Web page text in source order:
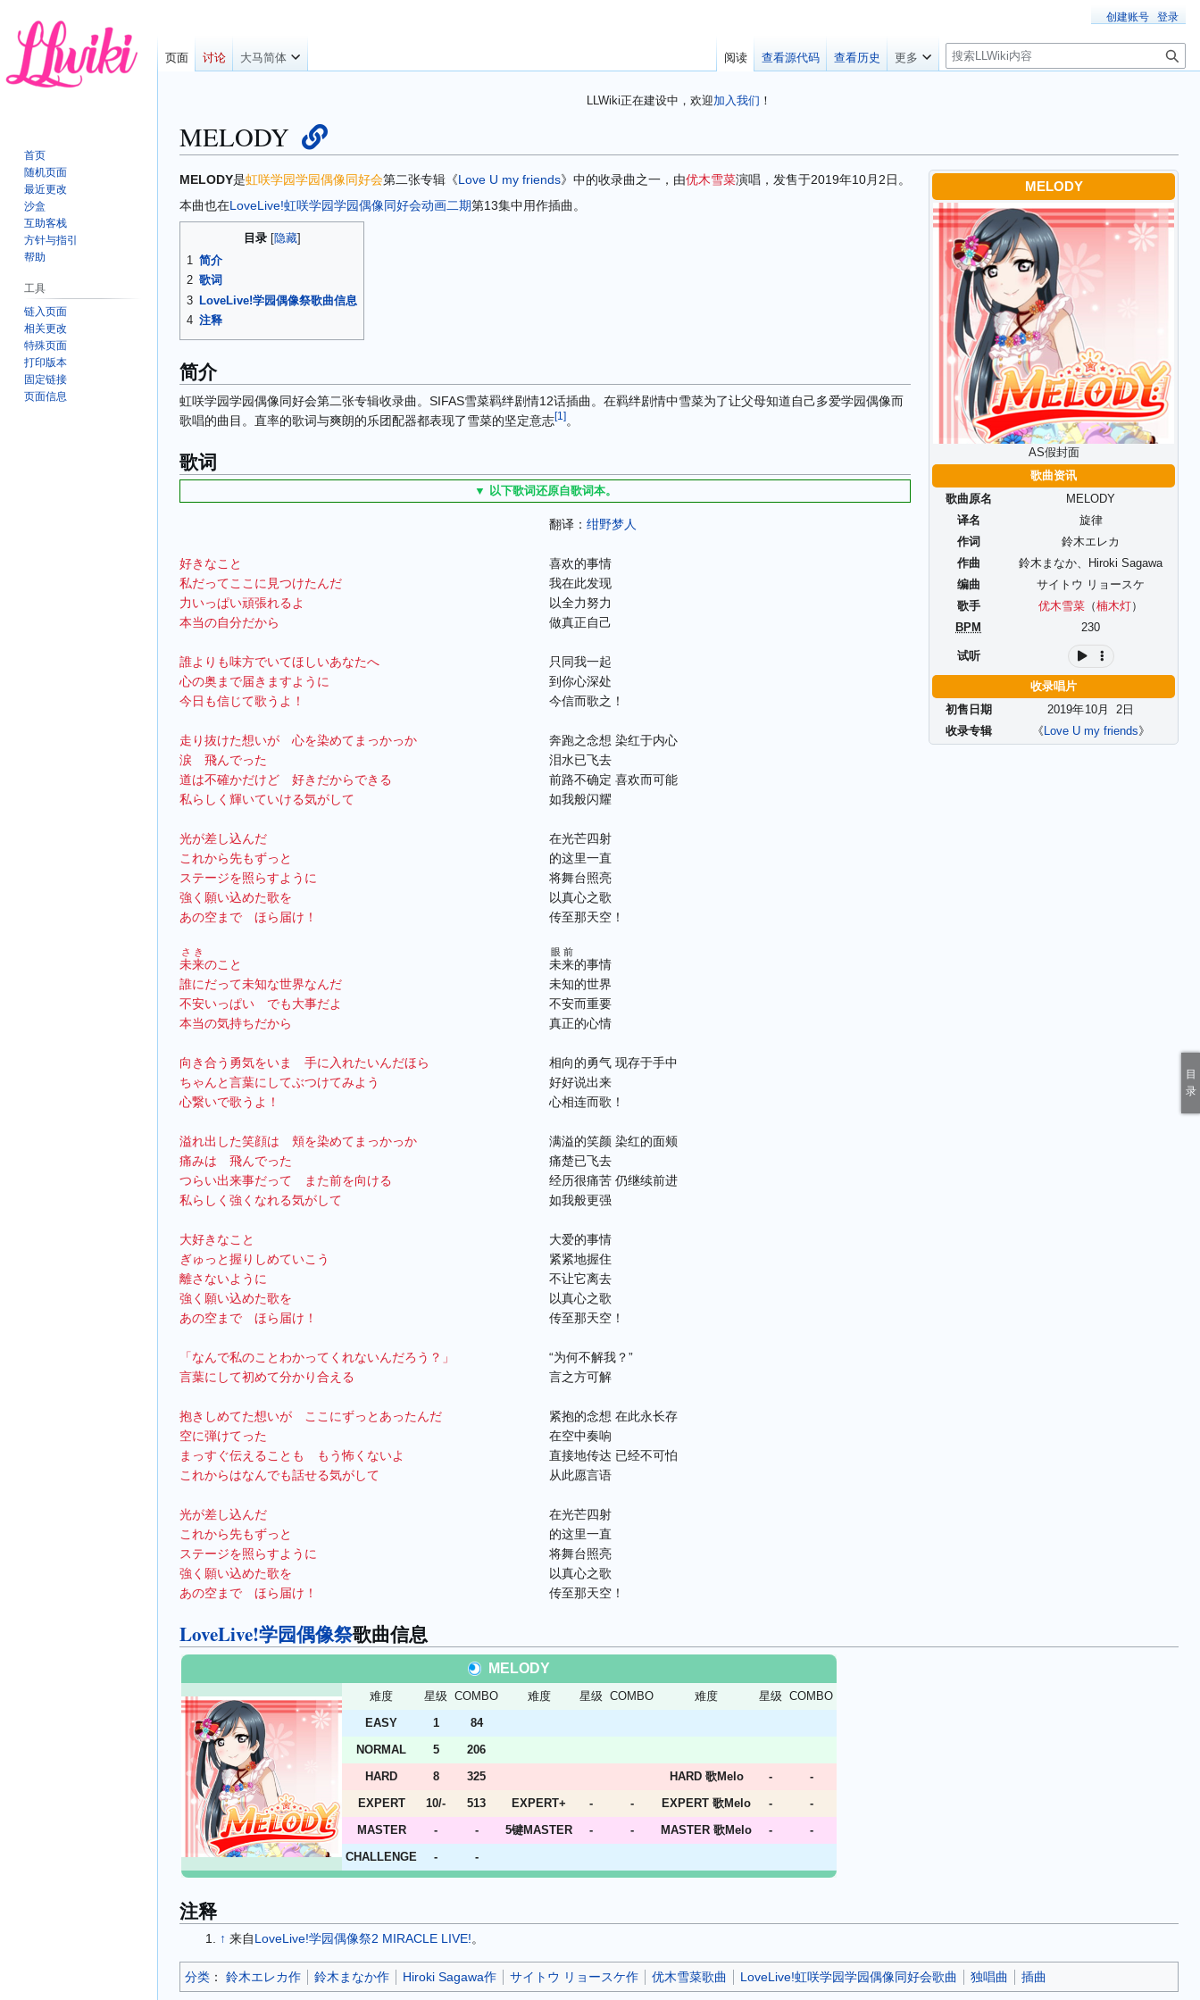
LLWiki正在建设中，欢迎加入我们 ！
MELODY
跳
转
航
跳
转
索
MELODY
AS假封面
歌曲资讯
歌曲原名
MELODY
译名
旋律
作词
鈴木エレカ
作曲
鈴木まなか、
Hiroki Sagawa
编曲
サイトウ リョースケ
歌手
优木雪菜 （楠木灯）
BPM
230
试听
收录唱片
初售日期
2019年10月 2日
收录专辑
《 Love U my friends》
MELODY是虹咲学园学园偶像同好会第二张专辑《Love U my friends》中的收录曲之一，由优木雪菜演唱，发售于2019年10月2日。
本曲也在LoveLive!虹咲学园学园偶像同好会动画二期第13集中用作插曲。
目录
1 简介
2 歌词
3 LoveLive!学园偶像祭歌曲信息
4 注释
简介
虹咲学园学园偶像同好会第二张专辑收录曲。SIFAS雪菜羁绊剧情12话插曲。在羁绊剧情中雪菜为了让父母知道自己多爱学园偶像而
歌唱的曲目。直率的歌词与爽朗的乐团配器都表现了雪菜的坚定意志[1 ] 。
歌词
▼ 以下歌词还原自歌词本。
翻译： 绀野梦人
好きなこと
喜欢的事情
私だってここに見つけたんだ
我在此发现
力いっぱい頑張れるよ
以全力努力
本当の自分だから
做真正自己
誰よりも味方でいてほしいあなたへ
只同我一起
心の奥まで届きますように
到你心深处
今日も信じて歌うよ！
今信而歌之！
走り抜けた想いが　心を染めてまっかっか
奔跑之念想 染红于内心
涙　飛んでった
泪水已飞去
道は不確かだけど　好きだからできる
前路不确定 喜欢而可能
私らしく輝いていける気がして
如我般闪耀
光が差し込んだ
在光芒四射
これから先もずっと
的这里一直
ステージを照らすように
将舞台照亮
強く願い込めた歌を
以真心之歌
あの空まで　ほら届け！
传至那天空！
未来
さき
のこと 未来
眼前
的事情
誰にだって未知な世界なんだ
未知的世界
不安いっぱい　でも大事だよ
不安而重要
本当の気持ちだから
真正的心情
向き合う勇気をいま　手に入れたいんだほら
相向的勇气 现存于手中
ちゃんと言葉にしてぶつけてみよう
好好说出来
心繋いで歌うよ！
心相连而歌！
溢れ出した笑顔は　頬を染めてまっかっか
满溢的笑颜 染红的面颊
痛みは　飛んでった
痛楚已飞去
つらい出来事だって　また前を向ける
经历很痛苦 仍继续前进
私らしく強くなれる気がして
如我般更强
大好きなこと
大爱的事情
ぎゅっと握りしめていこう
紧紧地握住
離さないように
不让它离去
強く願い込めた歌を
以真心之歌
あの空まで　ほら届け！
传至那天空！
「なんで私のことわかってくれないんだろう？」
“为何不解我？”
言葉にして初めて分かり合える
言之方可解
抱きしめてた想いが　ここにずっとあったんだ
紧抱的念想 在此永长存
空に弾けてった
在空中奏响
まっすぐ伝えることも　もう怖くないよ
直接地传达 已经不可怕
これからはなんでも話せる気がして
从此愿言语
光が差し込んだ
在光芒四射
これから先もずっと
的这里一直
ステージを照らすように
将舞台照亮
強く願い込めた歌を
以真心之歌
あの空まで　ほら届け！
传至那天空！
LoveLive!学园偶像祭歌曲信息
MELODY
难度 星级 COMBO 难度 星级 COMBO 难度 星级 COMBO
EASY
1
84
NORMAL
5
206
HARD
8 325 HARD 歌Melo -
-
EXPERT
10/- 513 EXPERT+ - - EXPERT 歌Melo -
-
MASTER
- - 5键MASTER - - MASTER 歌Melo -
-
CHALLENGE
- -
注释
↑ 来自LoveLive!学园偶像祭2 MIRACLE LIVE!。
分类 ：​ 鈴木エレカ作 鈴木まなか作 Hiroki Sagawa作 サイトウ リョースケ作 优木雪菜歌曲 LoveLive!虹咲学园学园偶像同好会歌曲 独唱曲 插曲
创建账号 登录
页面 讨论 大马简体 阅读 查看源代码 查看历史 更多
搜
索
首页
随机页面
最近更改
沙盒
互助客栈
方针与指引
帮助
工具
链入页面
相关更改
特殊页面
打印版本
固定链接
页面信息